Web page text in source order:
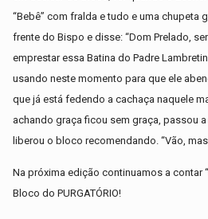
“Bebê” com fralda e tudo e uma chupeta
frente do Bispo e disse: “Dom Prelado,
emprestar essa Batina do Padre
usando neste momento para que ele
que já está fedendo a cachaça naquele
achando graça ficou sem graça, passou
liberou o bloco recomendando. “Vão,
Na próxima edição continuamos a contar
Bloco do PURGATÓRIO!